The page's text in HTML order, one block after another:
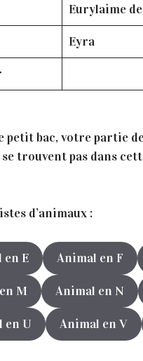
Eurylaime
Eyra
bac, votre partie
trouvent pas dans
d’animaux :
en E Animal en F
M Animal en N
en U Animal en V